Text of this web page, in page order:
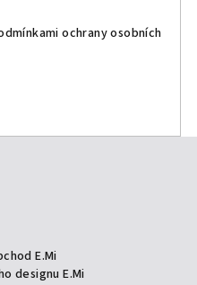
ochrany osobních
E.Mi
designu E.Mi